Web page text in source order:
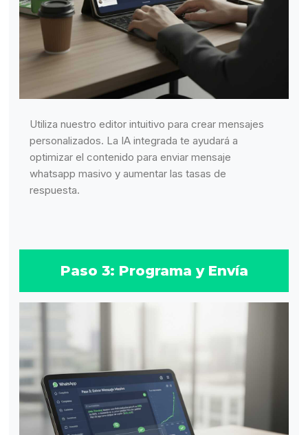
Utiliza nuestro editor intuitivo para crear mensajes
personalizados. La IA integrada te ayudará a
optimizar el contenido para enviar mensaje
whatsapp masivo y aumentar las tasas de
respuesta.
Paso 3: Programa y Envía